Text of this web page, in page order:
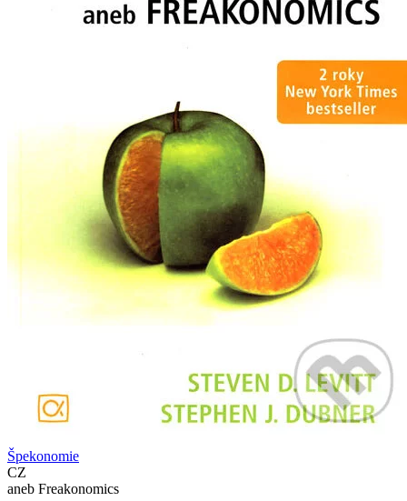
Špekonomie
CZ
aneb Freakonomics